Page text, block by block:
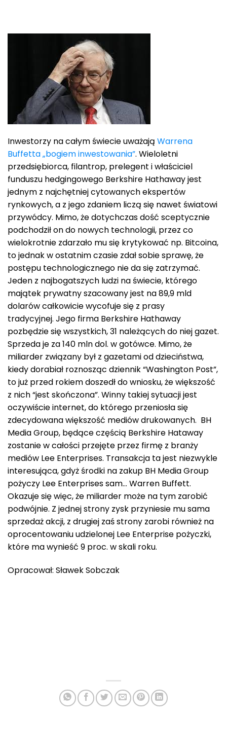
Inwestorzy na całym świecie uważają Warrena
Buffetta „bogiem inwestowania”. Wieloletni
przedsiębiorca, filantrop, prelegent i właściciel
funduszu hedgingowego Berkshire Hathaway jest
jednym z najchętniej cytowanych ekspertów
rynkowych, a z jego zdaniem liczą się nawet światowi
przywódcy. Mimo, że dotychczas dość sceptycznie
podchodził on do nowych technologii, przez co
wielokrotnie zdarzało mu się krytykować np. Bitcoina,
to jednak w ostatnim czasie zdał sobie sprawę, że
postępu technologicznego nie da się zatrzymać.
Jeden z najbogatszych ludzi na świecie, którego
majątek prywatny szacowany jest na 89,9 mld
dolarów całkowicie wycofuje się z prasy
tradycyjnej. Jego firma Berkshire Hathaway
pozbędzie się wszystkich, 31 należących do niej gazet.
Sprzeda je za 140 mln dol. w gotówce. Mimo, że
miliarder związany był z gazetami od dzieciństwa,
kiedy dorabiał roznosząc dziennik “Washington Post”,
to już przed rokiem doszedł do wniosku, że większość
z nich “jest skończona”. Winny takiej sytuacji jest
oczywiście internet, do którego przeniosła się
zdecydowana większość mediów drukowanych. BH
Media Group, będące częścią Berkshire Hataway
zostanie w całości przejęte przez firmę z branży
mediów Lee Enterprises. Transakcja ta jest niezwykle
interesująca, gdyż środki na zakup BH Media Group
pożyczy Lee Enterprises sam… Warren Buffett.
Okazuje się więc, że miliarder może na tym zarobić
podwójnie. Z jednej strony zysk przyniesie mu sama
sprzedaż akcji, z drugiej zaś strony zarobi również na
oprocentowaniu udzielonej Lee Enterprise pożyczki,
które ma wynieść 9 proc. w skali roku.
Opracował: Sławek Sobczak